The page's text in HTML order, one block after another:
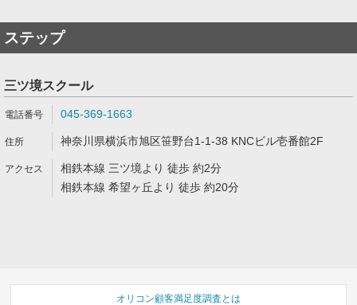
ステップ
三ツ境スクール
045-369-1663
神奈川県横浜市旭区笹野台1-1-38 KNCビル壱番館2F
相鉄本線 三ツ境より 徒歩 約2分
相鉄本線 希望ヶ丘より 徒歩 約20分
オリコン顧客満足度調査とは